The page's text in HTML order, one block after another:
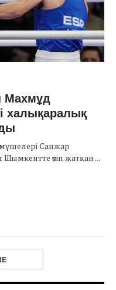
Махмұд
халықаралық
Санжар
өтіп жатқан ...